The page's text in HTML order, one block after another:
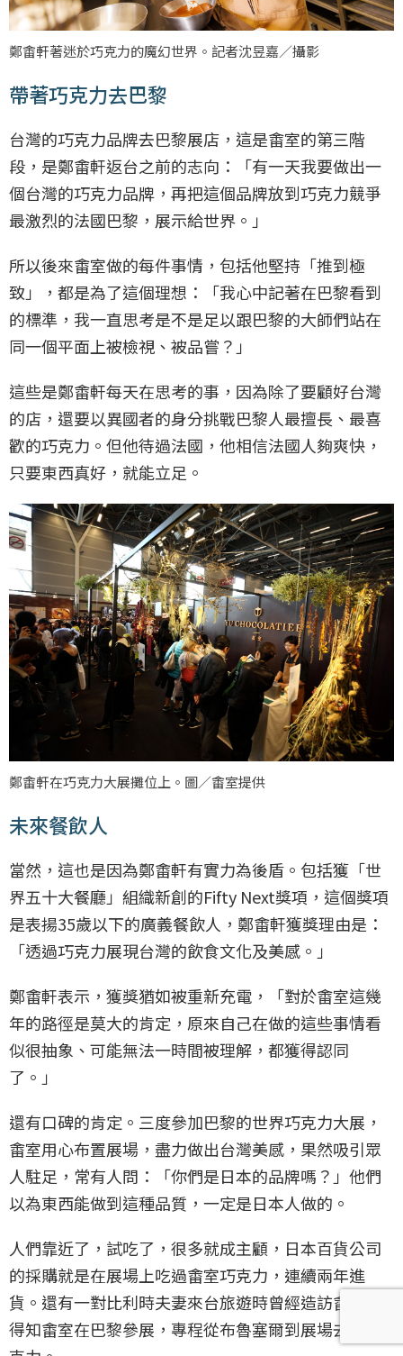
鄭畬軒著迷於巧克力的魔幻世界。記者沈昱嘉／攝影
帶著巧克力去巴黎
台灣的巧克力品牌去巴黎展店，這是畬室的第三階
段，是鄭畬軒返台之前的志向：「有一天我要做出一
個台灣的巧克力品牌，再把這個品牌放到巧克力競爭
最激烈的法國巴黎，展示給世界。」
所以後來畬室做的每件事情，包括他堅持「推到極
致」，都是為了這個理想：「我心中記著在巴黎看到
的標準，我一直思考是不是足以跟巴黎的大師們站在
同一個平面上被檢視、被品嘗？」
這些是鄭畬軒每天在思考的事，因為除了要顧好台灣
的店，還要以異國者的身分挑戰巴黎人最擅長、最喜
歡的巧克力。但他待過法國，他相信法國人夠爽快，
只要東西真好，就能立足。
鄭畬軒在巧克力大展攤位上。圖／畬室提供
未來餐飲人
當然，這也是因為鄭畬軒有實力為後盾。包括獲「世
界五十大餐廳」組織新創的Fifty Next獎項，這個獎項
是表揚35歲以下的廣義餐飲人，鄭畬軒獲獎理由是：
「透過巧克力展現台灣的飲食文化及美感。」
鄭畬軒表示，獲獎猶如被重新充電，「對於畬室這幾
年的路徑是莫大的肯定，原來自己在做的這些事情看
似很抽象、可能無法一時間被理解，都獲得認同
了。」
還有口碑的肯定。三度參加巴黎的世界巧克力大展，
畬室用心布置展場，盡力做出台灣美感，果然吸引眾
人駐足，常有人問：「你們是日本的品牌嗎？」他們
以為東西能做到這種品質，一定是日本人做的。
人們靠近了，試吃了，很多就成主顧，日本百貨公司
的採購就是在展場上吃過畬室巧克力，連續兩年進
貨。還有一對比利時夫妻來台旅遊時曾經造訪畬室，
得知畬室在巴黎參展，專程從布魯塞爾到展場去買巧